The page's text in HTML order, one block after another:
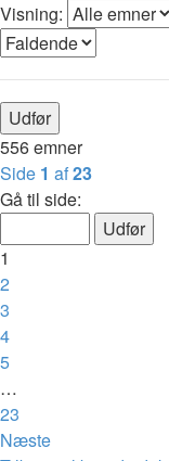
Visning:
556 emner
Side 1 af23
Gå til side:
1
2
3
4
5
…
23
Næste